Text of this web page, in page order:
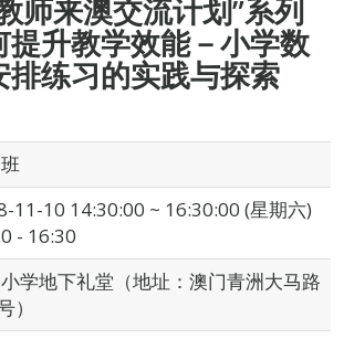
师来澳交流计划”系列
提升教学效能－小学数
排练习的实践与探索
11-10 14:30:00 ~ 16:30:00 (星期六)
- 16:30
学地下礼堂（地址：澳门青洲大马路
）